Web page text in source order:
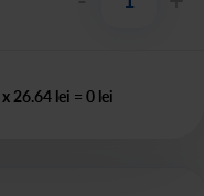
x 26.64 lei = 0 lei